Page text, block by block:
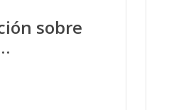
sobre